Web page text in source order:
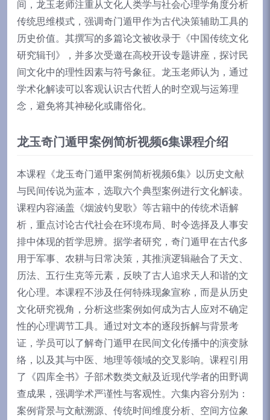
间，龙玉老师注重从文化人类学与社会心理学角度分析
传统思维模式，强调奇门遁甲作为古代决策辅助工具的
历史价值。其撰写的多篇论文被收录于《中国传统文化
研究辑刊》，并多次受邀在高校开设专题讲座，探讨民
间文化中的理性因素与符号象征。龙玉老师认为，通过
学术化解读可以客观认识古代哲人的时空观与运筹理
念，避免将其神秘化或庸俗化。
龙玉奇门遁甲案例简析视频6集课程介绍
本课程《龙玉奇门遁甲案例简析视频6集》以历史文献
与民间传说为蓝本，选取六个典型案例进行文化解读。
课程内容涵盖《烟波钓叟歌》等古籍中的传统术语解
析，重点讨论古代社会在环境布局、时令选择及人事安
排中体现的哲学思辨。据学者研究，奇门遁甲在古代多
用于军事、农耕与日常决策，其推演逻辑融合了天文、
历法、五行生克等元素，反映了古人追求天人和谐的文
化心理。本课程不涉及任何特殊现象宣称，而是从历史
文化研究视角，分析这些案例如何成为古人应对不确定
性的心理调节工具。通过对文本的逐段拆解与背景考
证，学员可以了解奇门遁甲在民间文化传播中的演变脉
络，以及其与中医、地理等领域的交叉影响。课程引用
了《四库全书》子部术数类文献及近现代学者的田野调
查成果，强调学术严谨性与客观性。六集内容分别为：
案例背景与文献溯源、传统时间维度分析、空间方位象